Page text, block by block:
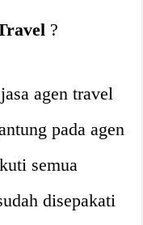
?
agen travel
pada agen
semua
disepakati